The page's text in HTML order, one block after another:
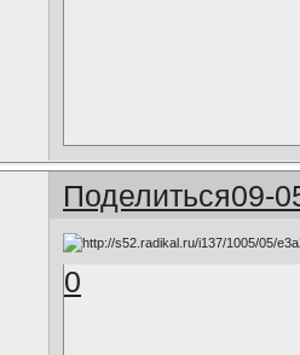
Поделиться09-
0